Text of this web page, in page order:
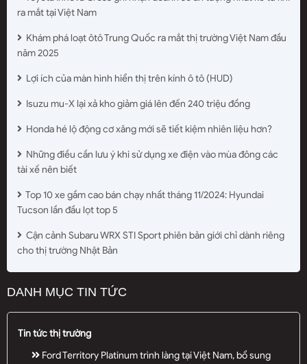
ra mắt tại Việt Nam
Khám phá loạt ôtô Trung Quốc ra mắt thị trường Việt Nam đầu
năm 2025
Lợi ích của màn hình hiển thị trên kính ô tô (HUD)
Isuzu mu-X lại xả kho giảm giá lên đến 240 triệu đồng
Honda hé lộ động cơ xăng mới sẽ tiết kiệm nhiên liệu hơn?
Những điều cần lưu ý khi sử dụng xe điện vào mùa đông các
tài xế nên biết
Top 10 xe gầm cao bán chạy nhất tháng 11/2024: Hyundai
Tucson lần đầu lọt top 5
Cận cảnh Subaru WRX STI Sport phiên bản giới chỉ dành riêng
cho thị trường Nhật Bản
DANH MỤC TIN TỨC
Tin tức thị trường
Ford Territory Platinum trình làng tại Việt Nam, bổ sung